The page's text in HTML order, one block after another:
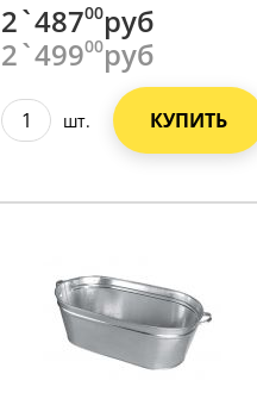
2`48700руб
2`49900руб
шт. КУПИТЬ